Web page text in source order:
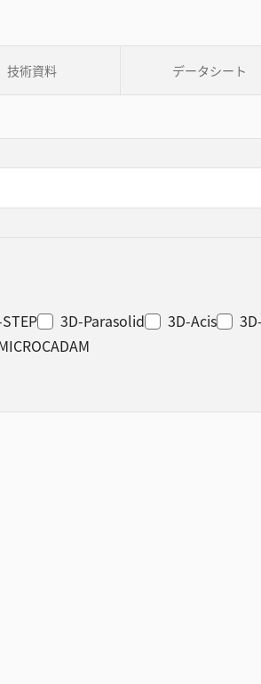
技術資料 データシート
3D-Parasolid 3D-Acis